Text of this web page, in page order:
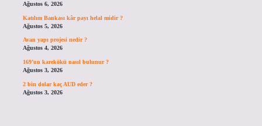
Ağustos 6, 2026
Katılım Bankası kâr payı helal midir ?
Ağustos 5, 2026
Avan yapı projesi nedir ?
Ağustos 4, 2026
169’un karekökü nasıl bulunur ?
Ağustos 3, 2026
2 bin dolar kaç AUD eder ?
Ağustos 3, 2026